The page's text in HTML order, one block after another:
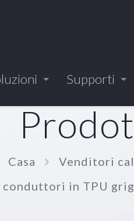
Supporti
Casa
Venditori
in TPU